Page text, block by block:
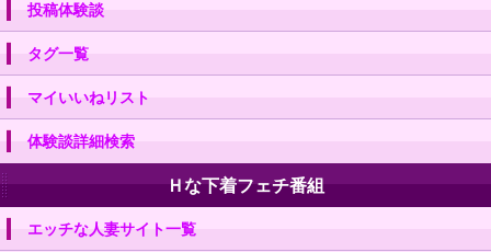
投稿体験談
タグ一覧
マイいいねリスト
体験談詳細検索
Ｈな下着フェチ番組
エッチな人妻サイト一覧